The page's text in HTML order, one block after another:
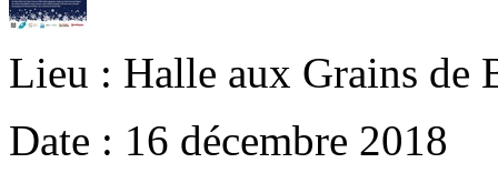
Lieu : Halle aux Grains de
Date : 16 décembre 2018